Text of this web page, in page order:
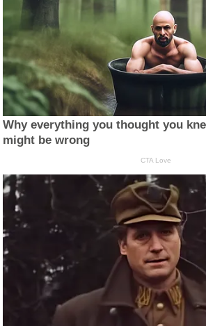
Why everything you thought you
might be wrong
CTA Love